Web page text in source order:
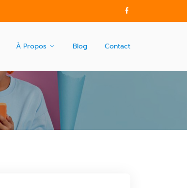
À Propos Blog Contact